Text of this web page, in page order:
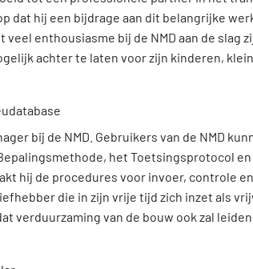
dat hij een bijdrage aan dit belangrijke
enthousiasme bij de NMD aan de slag
achter te laten voor zijn kinderen,
bij de NMD. Gebruikers van de NMD
het Toetsingsprotocol en
hij de procedures voor invoer, controle
die in zijn vrije tijd zich inzet als
verduurzaming van de bouw ook zal